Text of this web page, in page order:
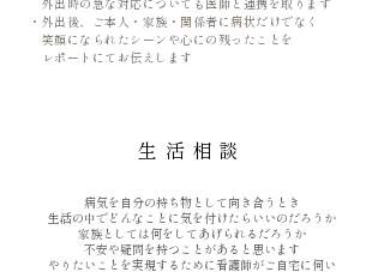
外出時の急な対応についても医師と連携を取ります
・外出後、ご本人・家族・関係者に病状だけでなく
笑顔になられたシーンや心にの残ったことを
レポートにてお伝えします
生活 相談
病気を自分の持ち物として向き合うとき
生活の中でどんなことに 気を付けたらいいのだろうか
​家族としては何をしてあげられるだろうか
​不安や疑問を持つことがあると思います
やりたいことを実現するために ​看護師がご自宅に伺い